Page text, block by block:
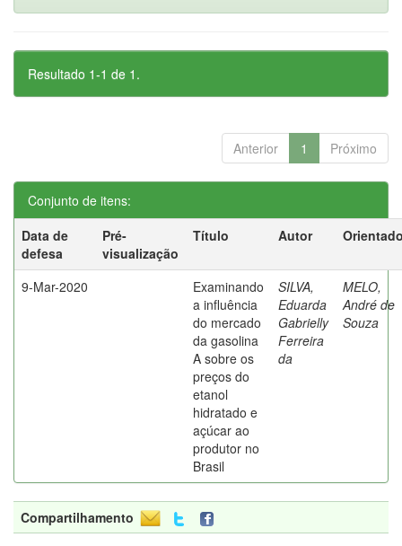
Resultado 1-1 de 1.
Anterior 1 Próximo
Conjunto de itens:
Data de
defesa
Pré-
visualização
Título Autor
9-Mar-2020
Examinando
a influência
do mercado
da gasolina
A sobre os
preços do
etanol
hidratado e
açúcar ao
produtor no
Brasil
SILVA,
Eduarda
Gabrielly
Ferreira
da
MELO,
André de
Souza
Compartilhamento